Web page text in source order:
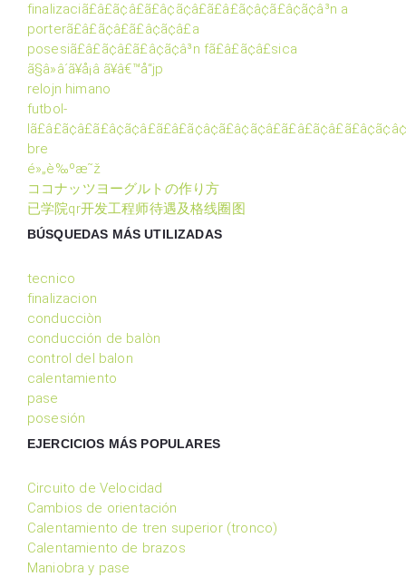
finalizaciã£â£ã¢â£ã£â¢ã¢â£ã£â£ã¢â¢ã£â¢ã¢â³n a
porterã£â£ã¢â£ã£â¢ã¢â£a
posesiã£â£ã¢â£ã£â¢ã¢â³n fã£â£ã¢â£sica
ã§â»â´ã¥å¡â ã¥â€™å“jp
relojn himano
futbol-
bre
é»„è‰ºæ˜ž
ココナッツヨーグルトの作り方
已学院qr开发工程师待遇及格线圈图
BÚSQUEDAS MÁS UTILIZADAS
tecnico
finalizacion
conducciòn
conducción de balòn
control del balon
calentamiento
pase
posesión
EJERCICIOS MÁS POPULARES
Circuito de Velocidad
Cambios de orientación
Calentamiento de tren superior (tronco)
Calentamiento de brazos
Maniobra y pase